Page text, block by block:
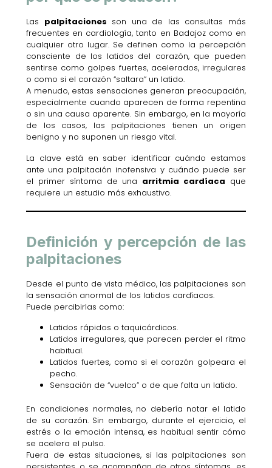
Las palpitaciones son una de las consultas más
frecuentes en cardiología, tanto en Badajoz como en
cualquier otro lugar. Se definen como la percepción
consciente de los latidos del corazón, que pueden
sentirse como golpes fuertes, acelerados, irregulares
o como si el corazón “saltara” un latido.
A menudo, estas sensaciones generan preocupación,
especialmente cuando aparecen de forma repentina
o sin una causa aparente. Sin embargo, en la mayoría
de los casos, las palpitaciones tienen un origen
benigno y no suponen un riesgo vital.
La clave está en saber identificar cuándo estamos
ante una palpitación inofensiva y cuándo puede ser
el primer síntoma de una arritmia cardíaca que
requiere un estudio más exhaustivo.
Definición y percepción de las
palpitaciones
Desde el punto de vista médico, las palpitaciones son
la sensación anormal de los latidos cardíacos.
Puede percibirlas como:
Latidos rápidos o taquicárdicos.
Latidos irregulares, que parecen perder el ritmo
habitual.
Latidos fuertes, como si el corazón golpeara el
pecho.
Sensación de “vuelco” o de que falta un latido.
En condiciones normales, no debería notar el latido
de su corazón. Sin embargo, durante el ejercicio, el
estrés o la emoción intensa, es habitual sentir cómo
se acelera el pulso.
Fuera de estas situaciones, si las palpitaciones son